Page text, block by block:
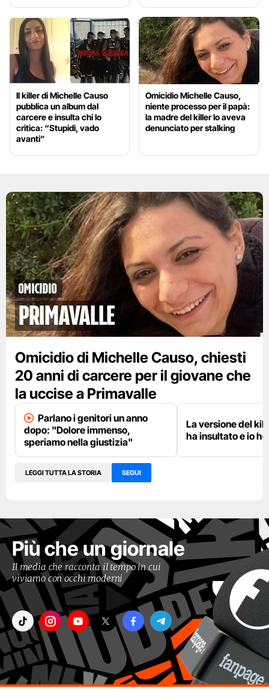
Il killer di Michelle Causo
pubblica un album dal
carcere e insulta chi lo
critica: “Stupidi, vado
avanti”
Omicidio Michelle Causo,
niente processo per il papà:
la madre del killer lo aveva
denunciato per stalking
Omicidio
Primavalle
Omicidio di Michelle Causo, chiesti
20 anni di carcere per il giovane che
la uccise a Primavalle
Parlano i genitori un anno
dopo: "Dolore immenso,
speriamo nella giustizia"
La versione del
ha insultato e io
LEGGI TUTTA LA STORIA SEGUI
Più che un giornale
Il media che racconta il tempo in cui
viviamo con occhi moderni